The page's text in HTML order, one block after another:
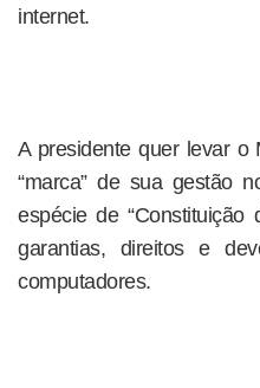
internet.
A presidente quer levar o
“marca” de sua gestão
espécie de “Constituição
garantias, direitos e
computadores.